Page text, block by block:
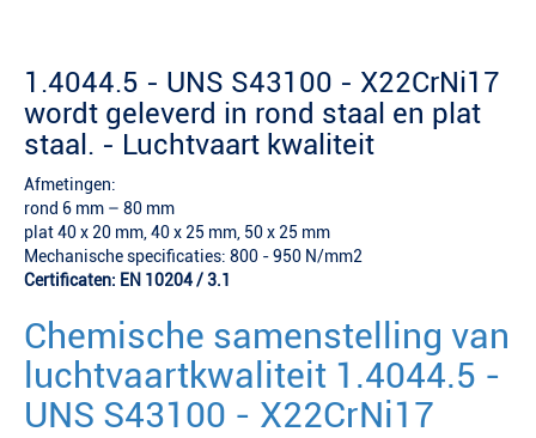
1.4044.5 - UNS S43100 - X22CrNi17
wordt geleverd in rond staal en plat
staal. - Luchtvaart kwaliteit
Afmetingen:
rond 6 mm – 80 mm
plat 40 x 20 mm, 40 x 25 mm, 50 x 25 mm
Mechanische specificaties: 800 - 950 N/mm2
Certificaten: EN 10204 / 3.1
Chemische samenstelling van
luchtvaartkwaliteit 1.4044.5 -
UNS S43100 - X22CrNi17